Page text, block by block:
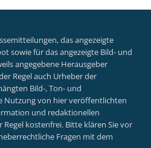
das angezeigte
sowie für das angezeigte Bild- und
angegebene Herausgeber
Regel auch Urheber der
Bild-, Ton- und
Nutzung von hier veröffentlichten
und redaktionellen
kostenfrei. Bitte klären Sie vor
Fragen mit dem